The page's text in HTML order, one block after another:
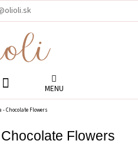
Chocolate Flowers
Flowers